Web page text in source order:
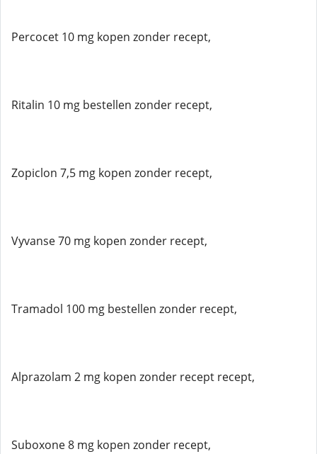
Percocet 10 mg kopen zonder recept,
Ritalin 10 mg bestellen zonder recept,
Zopiclon 7,5 mg kopen zonder recept,
Vyvanse 70 mg kopen zonder recept,
Tramadol 100 mg bestellen zonder recept,
Alprazolam 2 mg kopen zonder recept recept,
Suboxone 8 mg kopen zonder recept,